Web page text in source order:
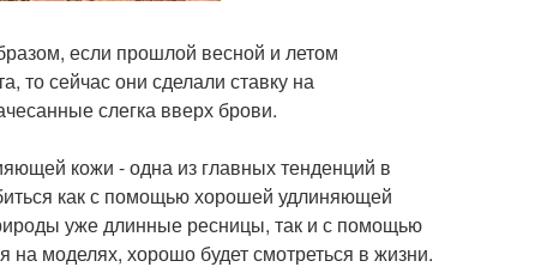
если прошлой весной и летом
то сейчас они сделали ставку на
слегка вверх брови.
кожи - одна из главных тенденций в
как с помощью хорошей удлиняющей
уже длинные ресницы, так и с помощью
на моделях, хорошо будет смотреться в жизни.